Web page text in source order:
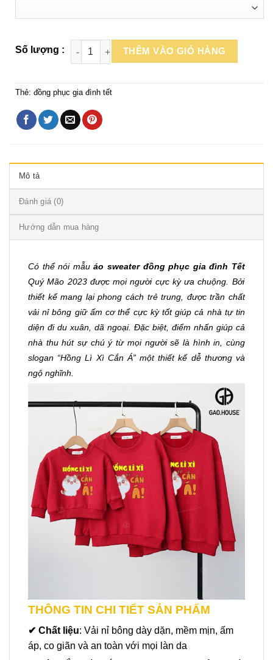
đến
270,000đ
THÊM VÀO GIỎ HÀNG
Thẻ: đồng phục gia đình tết
Mô tả
Đánh giá (0)
Hướng dẫn mua hàng
Có thể nói mẫuáo sweater đồng phục gia đình Tết
Quý Mão 2023 được mọi người cực kỳ ưa chuộng. Bởi
thiết kế mang lại phong cách trẻ trung, được trần chất
vải nỉ bông giữ ấm cơ thể cực kỳ tốt giúp cả nhà tự tin
diện đi du xuân, dã ngoại. Đặc biệt, điểm nhấn giúp cả
nhà thu hút sự chú ý từ mọi người sẽ là hình in, cùng
slogan “Hồng Lì Xì Cắn Á” một thiết kế dễ thương và
ngộ nghĩnh.
THÔNG TIN CHI TIẾT SẢN PHẨM
✔ Chất liệu: Vải nỉ bông dày dặn, mềm mịn, ấm
áp, co giãn và an toàn với mọi làn da